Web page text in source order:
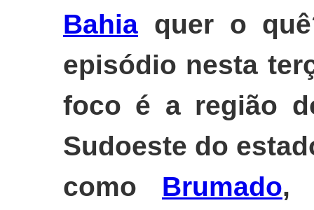
Bahia quer o
episódio nesta
foco é a região
Sudoeste do
como Brumado